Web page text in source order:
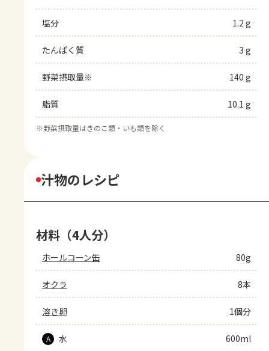
塩分 1.2 g
たんぱく質 3 g
野菜摂取量※ 140 g
脂質 10.1 g
※野菜摂取量はきのこ類・いも類を除く
汁物のレシピ
材料（4人分）
ホールコーン缶 80g
オクラ 8本
溶き卵 1個分
A 水 600ml